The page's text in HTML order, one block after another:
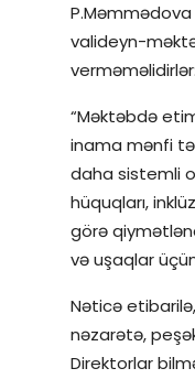
valideyn-
verməməlidirlər:
“Məktəbdə
inama mənfi
daha sistemli
hüquqları,
görə
və uşaqlar
Nəticə
nəzarətə,
Direktorlar